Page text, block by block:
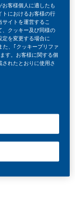
空間
関す
的
しま
客様個人に適したも
トにおけるお客様の行
イトを運営するこ
、クッキー及び同様の
を変更する場合に
た、｢クッキープリファ
す。お客様に関する個
れたとおりに使用さ